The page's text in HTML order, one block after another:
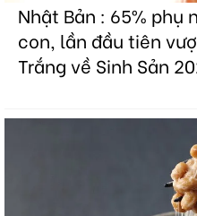
Nhật Bản : 65% phụ
con, lần đầu tiên
Trắng về Sinh Sản